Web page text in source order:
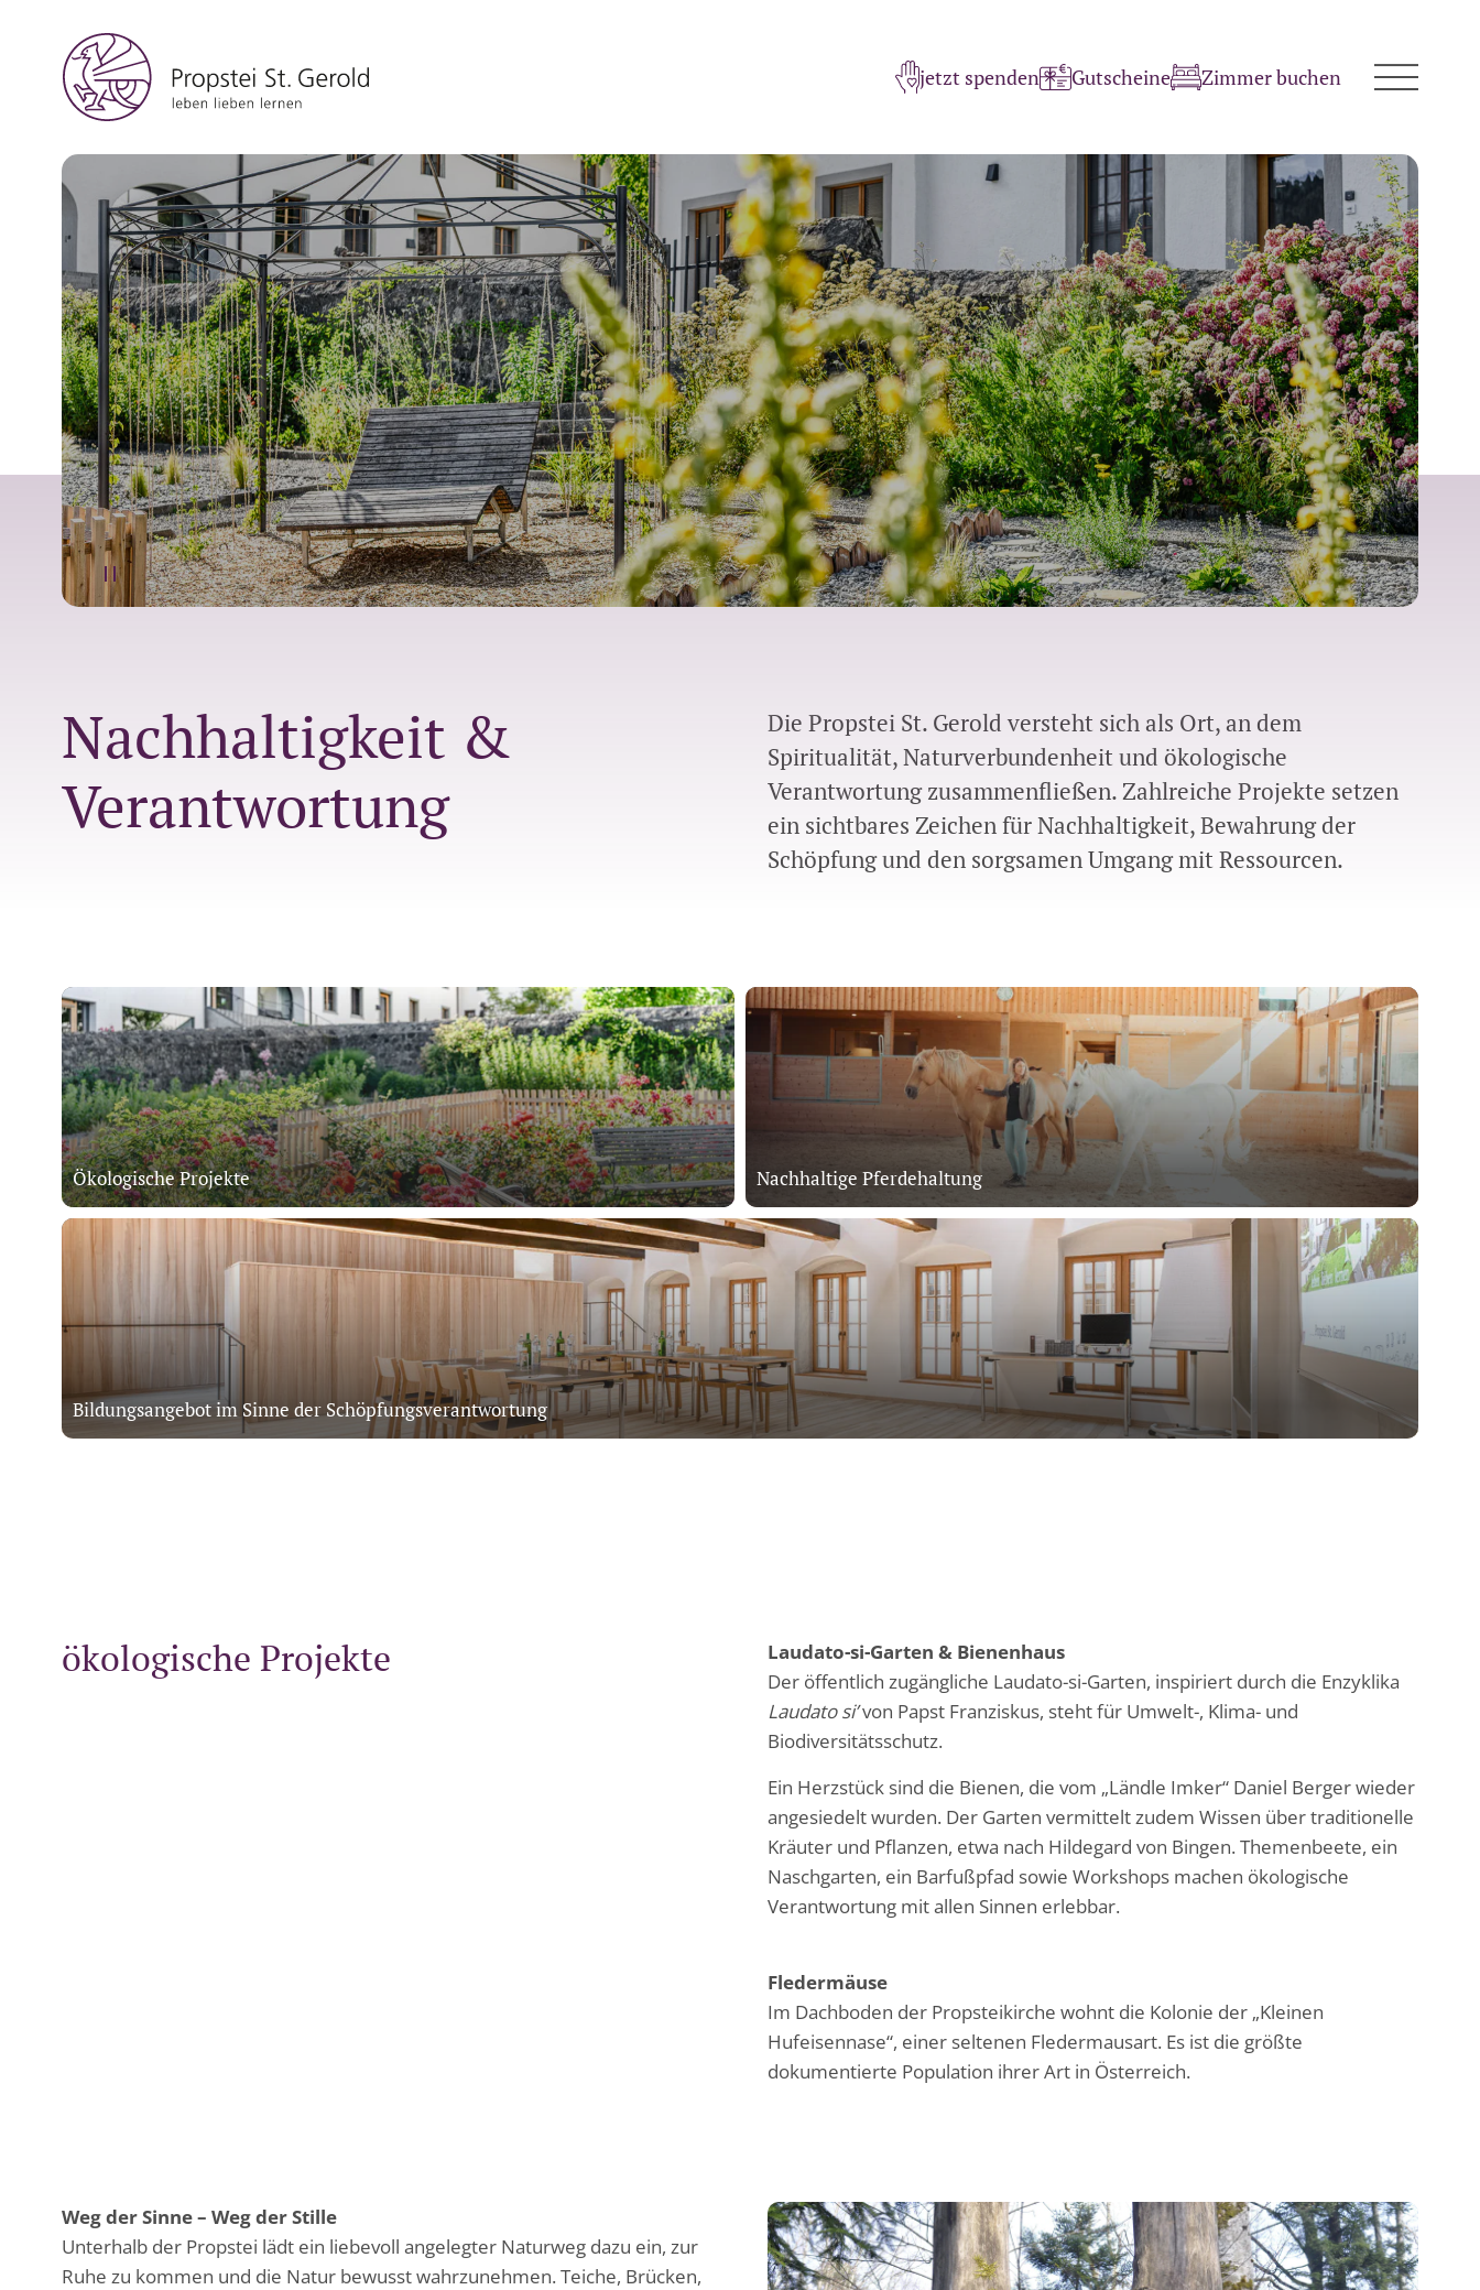
jetzt spenden Gutscheine Zimmer buchen
Nachhaltigkeit &
Verantwortung
Die Propstei St. Gerold versteht sich als Ort, an dem
Spiritualität, Naturverbundenheit und ökologische
Verantwortung zusammenfließen. Zahlreiche Projekte setzen
ein sichtbares Zeichen für Nachhaltigkeit, Bewahrung der
Schöpfung und den sorgsamen Umgang mit Ressourcen.
Ökologische Projekte Nachhaltige Pferdehaltung
Bildungsangebot im Sinne der Schöpfungsverantwortung
ökologische Projekte
Laudato-si-Garten & Bienenhaus
Der öffentlich zugängliche Laudato-si-Garten, inspiriert durch die Enzyklika
Laudato si’von Papst Franziskus, steht für Umwelt-, Klima- und
Biodiversitätsschutz.
Ein Herzstück sind die Bienen, die vom „Ländle Imker“ Daniel Berger wieder
angesiedelt wurden. Der Garten vermittelt zudem Wissen über traditionelle
Kräuter und Pflanzen, etwa nach Hildegard von Bingen. Themenbeete, ein
Naschgarten, ein Barfußpfad sowie Workshops machen ökologische
Verantwortung mit allen Sinnen erlebbar.
Fledermäuse
Im Dachboden der Propsteikirche wohnt die Kolonie der „Kleinen
Hufeisennase“, einer seltenen Fledermausart. Es ist die größte
dokumentierte Population ihrer Art in Österreich.
Weg der Sinne – Weg der Stille
Unterhalb der Propstei lädt ein liebevoll angelegter Naturweg dazu ein, zur
Ruhe zu kommen und die Natur bewusst wahrzunehmen. Teiche, Brücken,